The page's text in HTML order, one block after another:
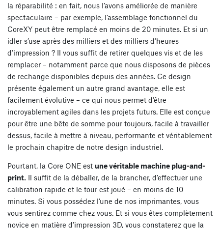
la réparabilité : en fait, nous l’avons améliorée de manière
spectaculaire – par exemple, l’assemblage fonctionnel du
CoreXY peut être remplacé en moins de 20 minutes. Et si un
idler s’use après des milliers et des milliers d’heures
d’impression ? Il vous suffit de retirer quelques vis et de les
remplacer – notamment parce que nous disposons de pièces
de rechange disponibles depuis des années. Ce design
présente également un autre grand avantage, elle est
facilement évolutive – ce qui nous permet d’être
incroyablement agiles dans les projets futurs. Elle est conçue
pour être une bête de somme pour toujours, facile à travailler
dessus, facile à mettre à niveau, performante et véritablement
le prochain chapitre de notre design industriel.
Pourtant, la Core ONE est une véritable machine plug-and-
print. Il suffit de la déballer, de la brancher, d’effectuer une
calibration rapide et le tour est joué – en moins de 10
minutes. Si vous possédez l’une de nos imprimantes, vous
vous sentirez comme chez vous. Et si vous êtes complètement
novice en matière d’impression 3D, vous constaterez que la